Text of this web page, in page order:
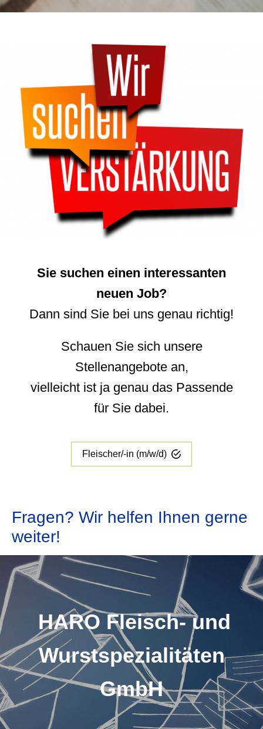
Sie suchen einen interessanten
neuen Job?
Dann sind Sie bei uns genau richtig!
Schauen Sie sich unsere
Stellenangebote an,
vielleicht ist ja genau das Passende
für Sie dabei.
Fleischer/-in (m/w/d)
Fragen? Wir helfen Ihnen gerne
weiter!
HARO Fleisch- und
Wurstspezialitäten
GmbH